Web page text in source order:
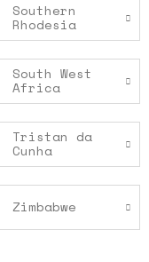
Southern
Rhodesia
South West
Africa
Tristan da
Cunha
Zimbabwe